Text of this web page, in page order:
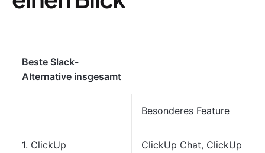
Beste Slack-
Alternative insgesamt
Besonderes Feature
1. ClickUp
ClickUp Chat, ClickUp